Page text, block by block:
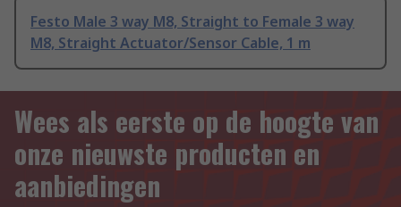
Festo Male 3 way M8, Straight to Female 3 way
M8, Straight Actuator/Sensor Cable, 1 m
Wees als eerste op de hoogte van
onze nieuwste producten en
aanbiedingen